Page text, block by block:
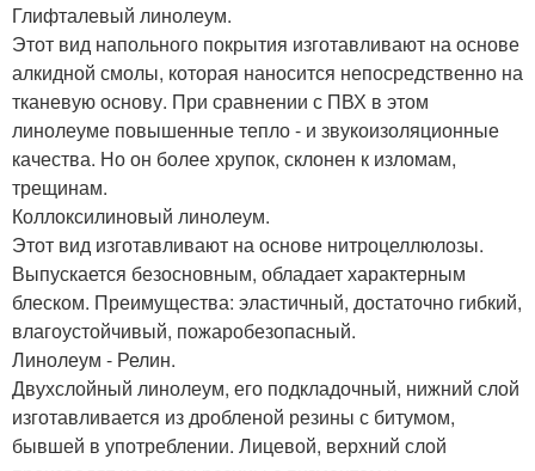
Глифталевый линолеум.
Этот вид напольного покрытия изготавливают на основе
алкидной смолы, которая наносится непосредственно на
тканевую основу. При сравнении с ПВХ в этом
линолеуме повышенные тепло - и звукоизоляционные
качества. Но он более хрупок, склонен к изломам,
трещинам.
Коллоксилиновый линолеум.
Этот вид изготавливают на основе нитроцеллюлозы.
Выпускается безосновным, обладает характерным
блеском. Преимущества: эластичный, достаточно гибкий,
влагоустойчивый, пожаробезопасный.
Линолеум - Релин.
Двухслойный линолеум, его подкладочный, нижний слой
изготавливается из дробленой резины с битумом,
бывшей в употреблении. Лицевой, верхний слой